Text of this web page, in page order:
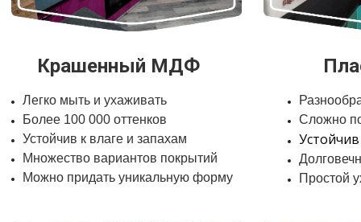
Легко мыть и ухаживать
Более 100 000 оттенков
Устойчив к влаге и запахам
Множество вариантов покрытий
Можно придать уникальную форму
Сложно
Простой
Крашенный МДФ